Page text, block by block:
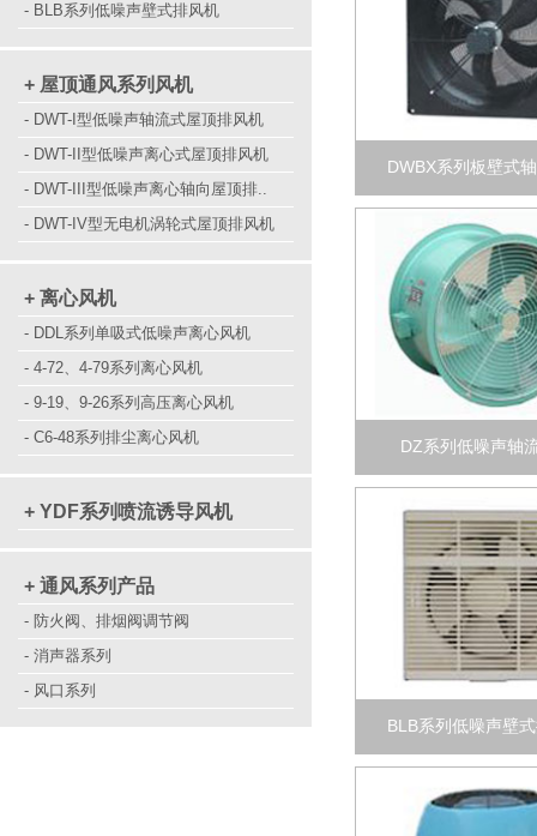
- BLB系列低噪声壁式排风机
+ 屋顶通风系列风机
- DWT-I型低噪声轴流式屋顶排风机
- DWT-II型低噪声离心式屋顶排风机
- DWT-III型低噪声离心轴向屋顶排..
- DWT-IV型无电机涡轮式屋顶排风机
+ 离心风机
- DDL系列单吸式低噪声离心风机
- 4-72、4-79系列离心风机
- 9-19、9-26系列高压离心风机
- C6-48系列排尘离心风机
+ YDF系列喷流诱导风机
+ 通风系列产品
- 防火阀、排烟阀调节阀
- 消声器系列
- 风口系列
DWBX系列板壁式
DZ系列低噪声轴
BLB系列低噪声壁